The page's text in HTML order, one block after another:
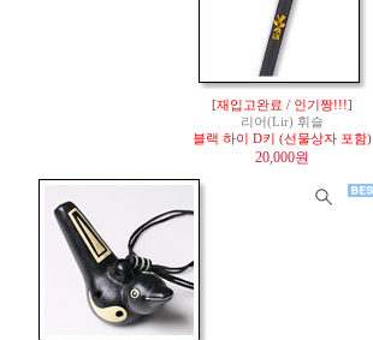
[재입고완료 / 인기짱!!!]
리어(Lir) 휘슬
블랙 하이 D키 (선물상자 포함)
20,000원